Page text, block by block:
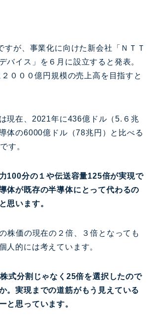
すが、事業化に向けた新会社「ＮＴＴ
バイス」を６月に設立すると発表。
０００億円規模の売上高を目指すと
現在、2021年に436億ドル（5.６兆
体の6000億ドル（78兆円）と比べる
す。
100分の１や伝送容量125倍が実現で
体が既存の半導体にとって代わるの
思います。
株価の現在の２倍、３倍となっても
人的には考えています。
式分割じゃなく25倍を選択したので
。実現までの道筋がもう見えている
と思っています。